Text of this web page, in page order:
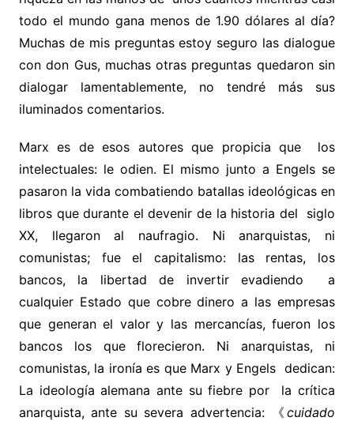
todo el mundo gana menos de 1.90 dólares al día?
Muchas de mis preguntas estoy seguro las dialogue
con don Gus, muchas otras preguntas quedaron sin
dialogar lamentablemente, no tendré más sus
iluminados comentarios.
Marx es de esos autores que propicia que los
intelectuales: le odien. El mismo junto a Engels se
pasaron la vida combatiendo batallas ideológicas en
libros que durante el devenir de la historia del siglo
XX, llegaron al naufragio. Ni anarquistas, ni
comunistas; fue el capitalismo: las rentas, los
bancos, la libertad de invertir evadiendo a
cualquier Estado que cobre dinero a las empresas
que generan el valor y las mercancías, fueron los
bancos los que florecieron. Ni anarquistas, ni
comunistas, la ironía es que Marx y Engels dedican:
La ideología alemana ante su fiebre por la crítica
anarquista, ante su severa advertencia: 《cuidado